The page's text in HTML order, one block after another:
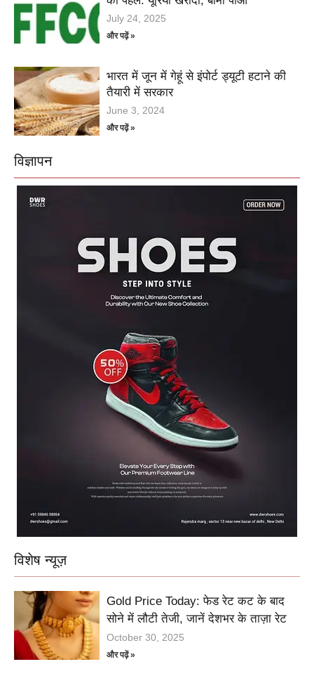
July 24, 2025
और पढ़ें »
भारत में जून में गेहूं से इंपोर्ट ड्यूटी हटाने की
तैयारी में सरकार
June 3, 2024
और पढ़ें »
विज्ञापन
विशेष न्यूज़
Gold Price Today: फेड रेट कट के बाद
सोने में लौटी तेजी, जानें देशभर के ताज़ा रेट
October 30, 2025
और पढ़ें »